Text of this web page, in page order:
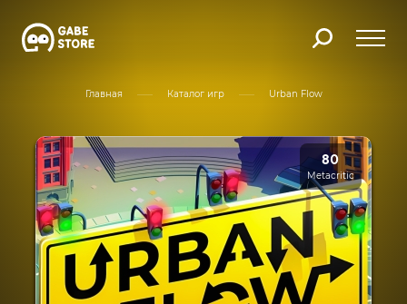
Главная Каталог игр Urban Flow
80
Metacritic